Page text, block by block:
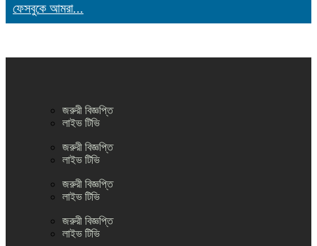
ফেসবুকে আমরা...
জরুরী বিজ্ঞপ্তি
লাইভ টিভি
জরুরী বিজ্ঞপ্তি
লাইভ টিভি
জরুরী বিজ্ঞপ্তি
লাইভ টিভি
জরুরী বিজ্ঞপ্তি
লাইভ টিভি